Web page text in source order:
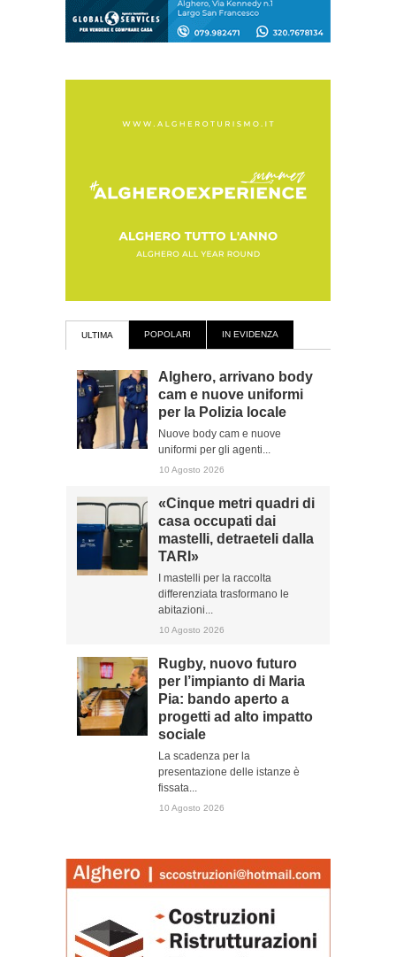
ULTIMA POPOLARI IN EVIDENZA
Alghero, arrivano body
cam e nuove uniformi
per la Polizia locale
Nuove body cam e nuove
uniformi per gli agenti...
10 Agosto 2026
«Cinque metri quadri di
casa occupati dai
mastelli, detraeteli dalla
TARI»
I mastelli per la raccolta
differenziata trasformano le
abitazioni...
10 Agosto 2026
Rugby, nuovo futuro
per l’impianto di Maria
Pia: bando aperto a
progetti ad alto impatto
sociale
La scadenza per la
presentazione delle istanze è
fissata...
10 Agosto 2026